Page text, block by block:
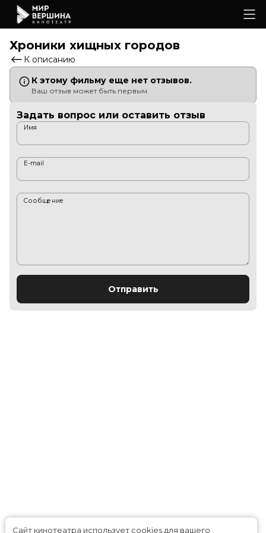
Хроники хищных городов
К описанию
К этому фильму еще нет отзывов.
Ваш отзыв может быть первым.
Задать вопрос или оставить отзыв
Имя
E-mail
Сообщение
Отправить
Сайт кинотеатра использует cookies для вашего